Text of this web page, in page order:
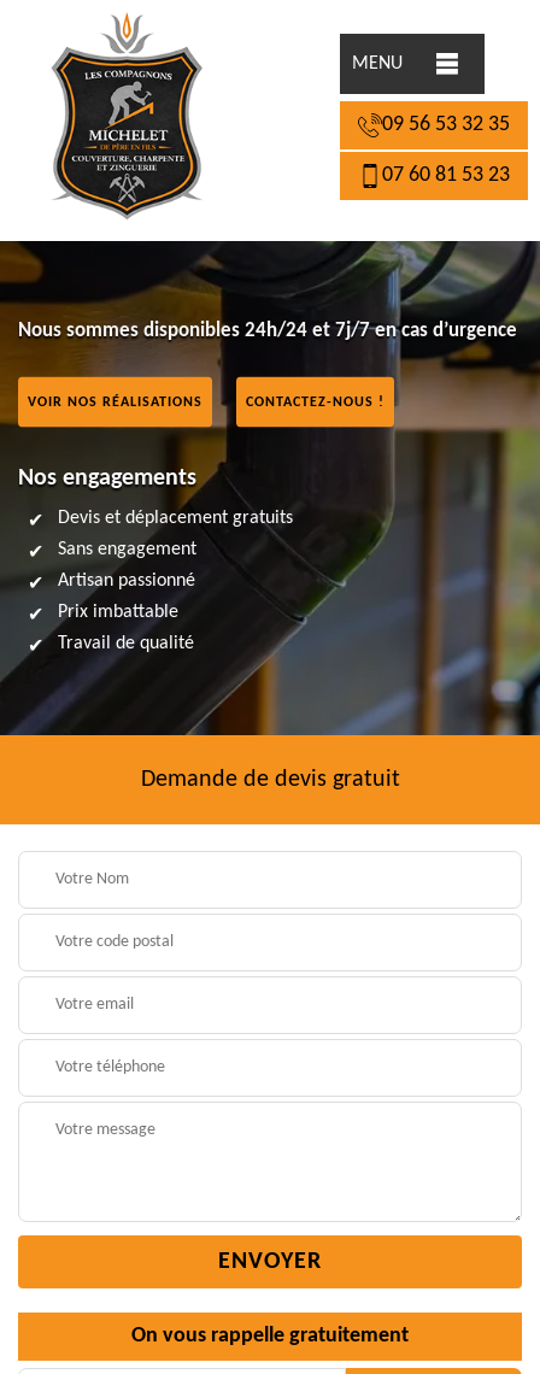
MENU
09 56 53 32 35
07 60 81 53 23
Nous sommes disponibles 24h/24 et 7j/7 en cas d’urgence
VOIR NOS RÉALISATIONS CONTACTEZ-NOUS !
Nos engagements
Devis et déplacement gratuits
Sans engagement
Artisan passionné
Prix imbattable
Travail de qualité
Demande de devis gratuit
On vous rappelle gratuitement